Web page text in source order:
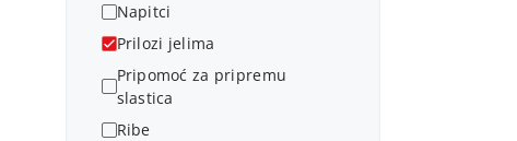
Napitci
Prilozi jelima
Pripomoć za pripremu
slastica
Ribe